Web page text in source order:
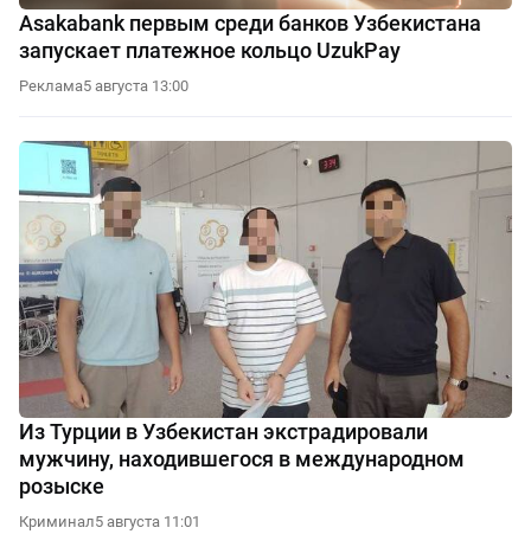
Asakabank первым среди банков Узбекистана
запускает платежное кольцо UzukPay
Реклама5 августа 13:00
Из Турции в Узбекистан экстрадировали
мужчину, находившегося в международном
розыске
Криминал5 августа 11:01